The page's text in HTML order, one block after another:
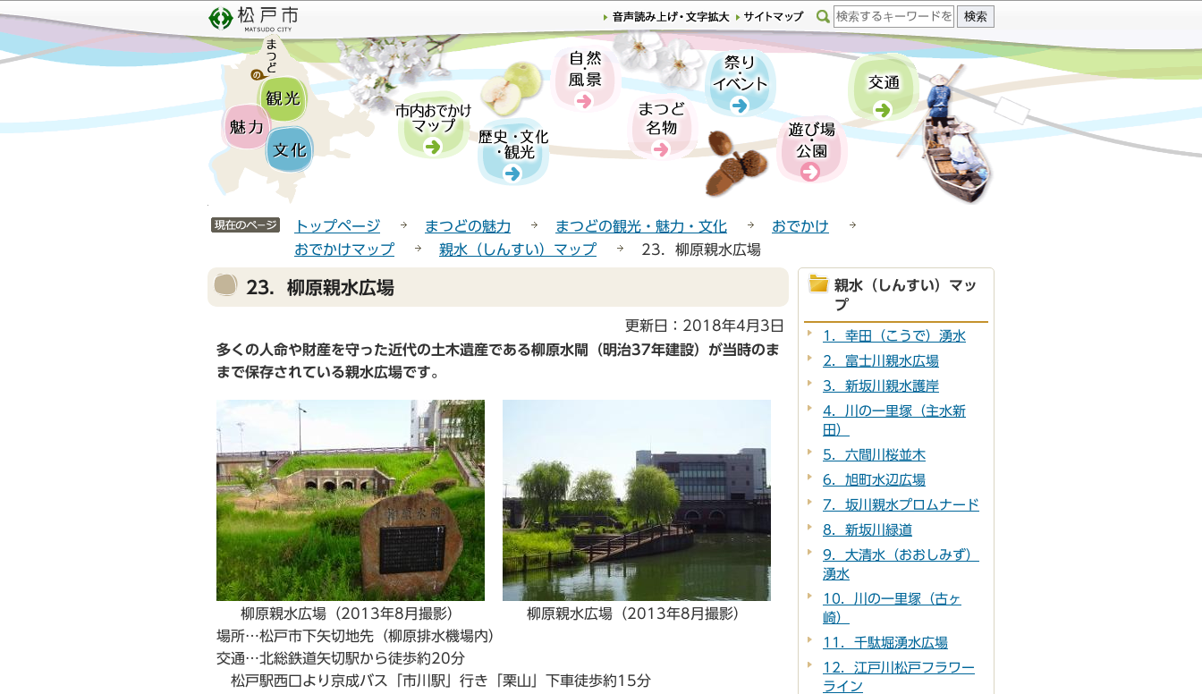
こ
の
ペ
の
サ
イ
ト
ュ
このページの本文へ移動
サイトメニューここまで
トップページ まつどの魅力 まつどの観光・魅力・文化
おでかけ
おでかけマップ
親水（しんすい）マップ
23．柳原親水広場
本
文
こ
か
23．柳原親水広場
更新日：2018年4月3日
多くの人命や財産を守った近代の土木遺産である柳原水閘（明治37年建設）が当時のま
まで保存されている親水広場です。
柳原親水広場（2013年8月撮影）
柳原親水広場（2013年8月撮影）
場所…松戸市下矢切地先（柳原排水機場内）
交通…北総鉄道矢切駅から徒歩約20分
松戸駅西口より京成バス「市川駅」行き「栗山」下車徒歩約15分
親水（しんすい）マッ
プ
1．幸田（こうで）湧水
2．富士川親水広場
3．新坂川親水護岸
4．川の一里塚（主水新
田）
5．六間川桜並木
6．旭町水辺広場
7．坂川親水プロムナード
8．新坂川緑道
9．大清水（おおしみず）
湧水
10．川の一里塚（古ヶ
崎）
11．千駄堀湧水広場
12．江戸川松戸フラワー
ライン